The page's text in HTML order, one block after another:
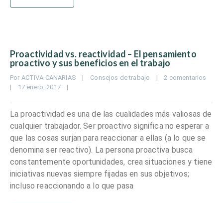
Proactividad vs. reactividad – El pensamiento
proactivo y sus beneficios en el trabajo
Por ACTIVA CANARIAS | Consejos de trabajo |
2 comentarios
|
17 enero, 2017 |
La proactividad es una de las cualidades más valiosas de
cualquier trabajador. Ser proactivo significa no esperar a
que las cosas surjan para reaccionar a ellas (a lo que se
denomina ser reactivo). La persona proactiva busca
constantemente oportunidades, crea situaciones y tiene
iniciativas nuevas siempre fijadas en sus objetivos;
incluso reaccionando a lo que pasa